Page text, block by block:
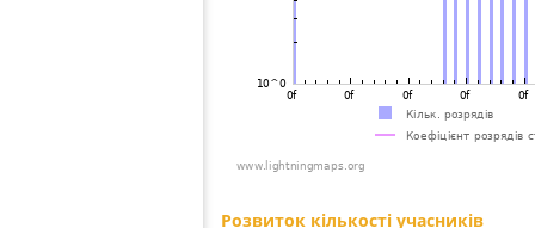
Розвиток кількості учасників